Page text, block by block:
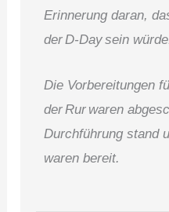
Erinnerung daran,
der D‑Day sein
Die Vorbereitungen
der Rur waren
Durchführung stand
waren bereit.